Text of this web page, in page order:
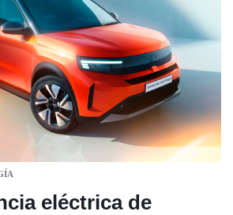
eléctrica de